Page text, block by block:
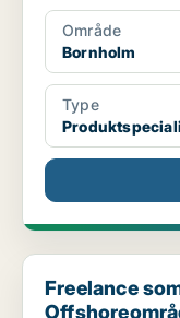
Område
Bornholm
Type
Freelance som
Freelance